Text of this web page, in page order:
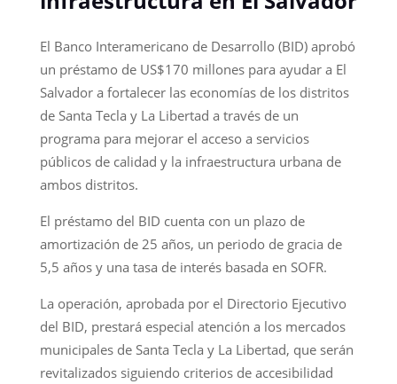
El Banco Interamericano de Desarrollo (BID) aprobó
un préstamo de US$170 millones para ayudar a El
Salvador a fortalecer las economías de los distritos
de Santa Tecla y La Libertad a través de un
programa para mejorar el acceso a servicios
públicos de calidad y la infraestructura urbana de
ambos distritos.
El préstamo del BID cuenta con un plazo de
amortización de 25 años, un periodo de gracia de
5,5 años y una tasa de interés basada en SOFR.
La operación, aprobada por el Directorio Ejecutivo
del BID, prestará especial atención a los mercados
municipales de Santa Tecla y La Libertad, que serán
revitalizados siguiendo criterios de accesibilidad